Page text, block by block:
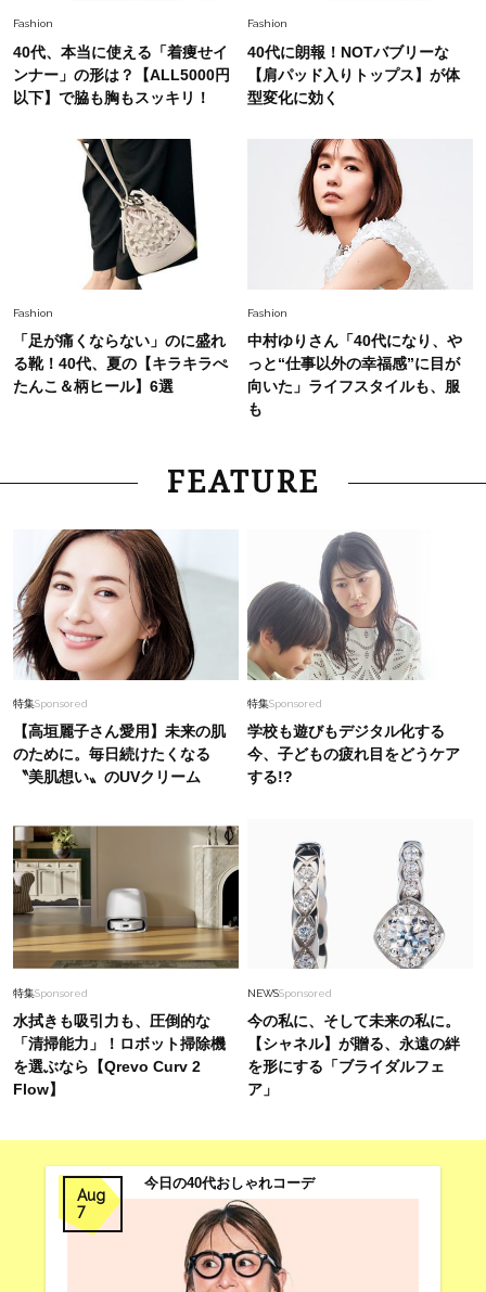
Fashion
40代、本当に使える「着痩せイ
ンナー」の形は？【ALL5000円
以下】で脇も胸もスッキリ！
Fashion
40代に朗報！NOTバブリーな
【肩パッド入りトップス】が体
型変化に効く
Fashion
「足が痛くならない」のに盛れ
る靴！40代、夏の【キラキラぺ
たんこ＆柄ヒール】6選
Fashion
中村ゆりさん「40代になり、や
っと“仕事以外の幸福感”に目が
向いた」ライフスタイルも、服
も
FEATURE
特集Sponsored
【高垣麗子さん愛用】未来の肌
のために。毎日続けたくなる
〝美肌想い〟のUVクリーム
特集Sponsored
学校も遊びもデジタル化する
今、子どもの疲れ目をどうケア
する!?
特集Sponsored
水拭きも吸引力も、圧倒的な
「清掃能力」！ロボット掃除機
を選ぶなら【Qrevo Curv 2
Flow】
NEWSSponsored
今の私に、そして未来の私に。
【シャネル】が贈る、永遠の絆
を形にする「ブライダルフェ
ア」
Aug
7
今日の40代おしゃれコーデ